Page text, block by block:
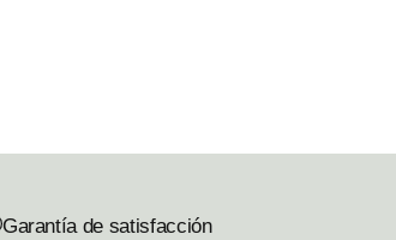
Garantía de satisfacción